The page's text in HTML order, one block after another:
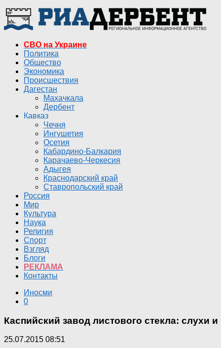
СВО на Украине
Политика
Общество
Экономика
Происшествия
Дагестан
Махачкала
Дербент
Кавказ
Чечня
Ингушетия
Осетия
Кабардино-Балкария
Карачаево-Черкесия
Адыгея
Краснодарский край
Ставропольский край
Россия
Мир
Культура
Наука
Религия
Спорт
Взгляд
Блоги
РЕКЛАМА
Контакты
Иносми
0
Каспийский завод листового стекла: слухи
25.07.2015 08:51